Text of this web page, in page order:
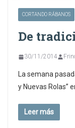
CORTANDO RÁBANOS
De
30/11/2014
La semana
y Nuevas Rolas”
Leer más